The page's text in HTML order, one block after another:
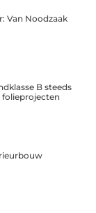
Van Noodzaak
B steeds
folieprojecten